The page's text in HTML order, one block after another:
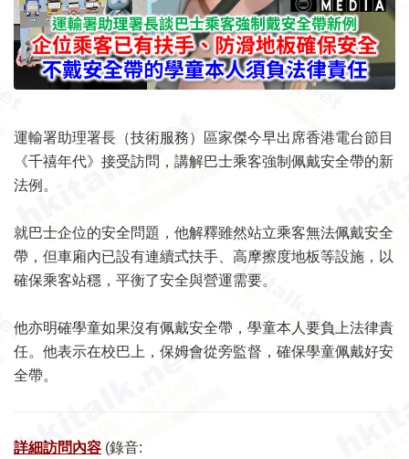
運輸署助理署長（技術服務）區家傑今早出席香港電台節目
《千禧年代》接受訪問，講解巴士乘客強制佩戴安全帶的新
法例。
就巴士企位的安全問題，他解釋雖然站立乘客無法佩戴安全
帶，但車廂內已設有連續式扶手、高摩擦度地板等設施，以
確保乘客站穩，平衡了安全與營運需要。
他亦明確學童如果沒有佩戴安全帶，學童本人要負上法律責
任。他表示在校巴上，保姆會從旁監督，確保學童佩戴好安
全帶。
詳細訪問內容 (錄音: